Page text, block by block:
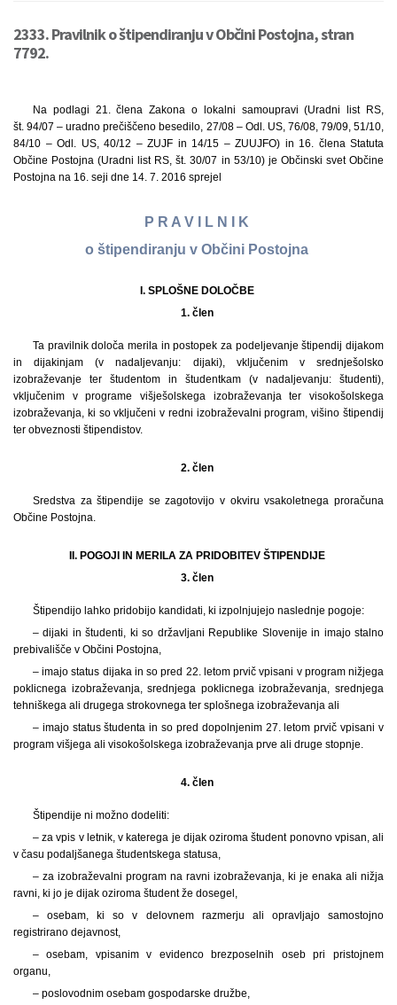
2333. Pravilnik o štipendiranju v Občini Postojna, stran
7792.
Na podlagi 21. člena Zakona o lokalni samoupravi (Uradni list RS,
št. 94/07 – uradno prečiščeno besedilo, 27/08 – Odl. US, 76/08, 79/09, 51/10,
84/10 – Odl. US, 40/12 – ZUJF in 14/15 – ZUUJFO) in 16. člena Statuta
Občine Postojna (Uradni list RS, št. 30/07 in 53/10) je Občinski svet Občine
Postojna na 16. seji dne 14. 7. 2016 sprejel
P R A V I L N I K
o štipendiranju v Občini Postojna
I. SPLOŠNE DOLOČBE
1. člen
Ta pravilnik določa merila in postopek za podeljevanje štipendij dijakom
in dijakinjam (v nadaljevanju: dijaki), vključenim v srednješolsko
izobraževanje ter študentom in študentkam (v nadaljevanju: študenti),
vključenim v programe višješolskega izobraževanja ter visokošolskega
izobraževanja, ki so vključeni v redni izobraževalni program, višino štipendij
ter obveznosti štipendistov.
2. člen
Sredstva za štipendije se zagotovijo v okviru vsakoletnega proračuna
Občine Postojna.
II. POGOJI IN MERILA ZA PRIDOBITEV ŠTIPENDIJE
3. člen
Štipendijo lahko pridobijo kandidati, ki izpolnjujejo naslednje pogoje:
– dijaki in študenti, ki so državljani Republike Slovenije in imajo stalno
prebivališče v Občini Postojna,
– imajo status dijaka in so pred 22. letom prvič vpisani v program nižjega
poklicnega izobraževanja, srednjega poklicnega izobraževanja, srednjega
tehniškega ali drugega strokovnega ter splošnega izobraževanja ali
– imajo status študenta in so pred dopolnjenim 27. letom prvič vpisani v
program višjega ali visokošolskega izobraževanja prve ali druge stopnje.
4. člen
Štipendije ni možno dodeliti:
– za vpis v letnik, v katerega je dijak oziroma študent ponovno vpisan, ali
v času podaljšanega študentskega statusa,
– za izobraževalni program na ravni izobraževanja, ki je enaka ali nižja
ravni, ki jo je dijak oziroma študent že dosegel,
– osebam, ki so v delovnem razmerju ali opravljajo samostojno
registrirano dejavnost,
– osebam, vpisanim v evidenco brezposelnih oseb pri pristojnem
organu,
– poslovodnim osebam gospodarske družbe,